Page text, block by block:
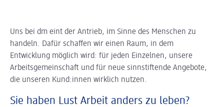
Uns bei dm eint der Antrieb, im Sinne des Menschen zu
handeln. Dafür schaffen wir einen Raum, in dem
Entwicklung möglich wird: für jeden Einzelnen, unsere
Arbeitsgemeinschaft und für neue sinnstiftende Angebote,
die unseren Kund:innen wirklich nutzen.
Sie haben Lust Arbeit anders zu leben?